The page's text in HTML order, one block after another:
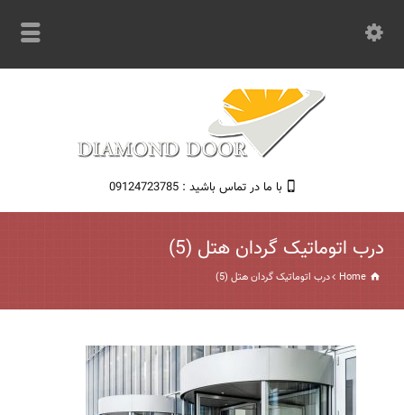
با ما در تماس باشید : 09124723785
درب اتوماتیک گردان هتل (5)
Home درب اتوماتیک گردان هتل (5)